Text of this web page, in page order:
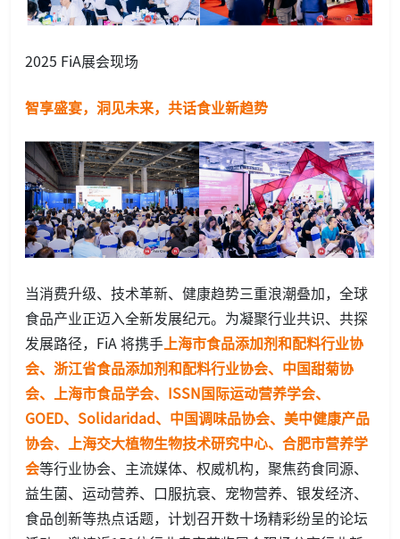
2025 FiA展会现场
智享盛宴，洞见未来，共话食业新趋势
当消费升级、技术革新、健康趋势三重浪潮叠加，全球
食品产业正迈入全新发展纪元。为凝聚行业共识、共探
发展路径，FiA 将携手 上海市食品添加剂和配料行业协
会、浙江省食品添加剂和配料行业协会、中国甜菊协
会、上海市食品学会、ISSN国际运动营养学会、
GOED、Solidaridad、中国调味品协会、美中健康产品
协会、上海交大植物生物技术研究中心、合肥市营养学
会等行业协会、主流媒体、权威机构，聚焦药食同源、
益生菌、运动营养、口服抗衰、宠物营养、银发经济、
食品创新等热点话题，计划召开数十场精彩纷呈的论坛